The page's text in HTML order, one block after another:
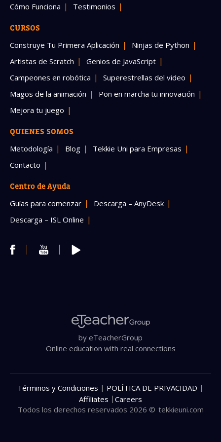
Cómo Funciona Testimonios
CURSOS
Construye Tu Primera Aplicación
Ninjas de Python
Artistas de Scratch
Genios de JavaScript
Campeones en robótica
Superestrellas del video
Magos de la animación
Pon en marcha tu innovación
Mejora tu juego
QUIENES SOMOS
Metodología Blog
Tekkie Uni para Empresas
Contacto
Centro de Ayuda
Guías para comenzar
Descarga – AnyDesk
Descarga – ISL Online
by eTeacherGroup
Online education with real connections
Todos los derechos reservados 2026 © tekkieuni.com
Términos y Condiciones | POLÍTICA DE PRIVACIDAD |
Affiliates | Careers